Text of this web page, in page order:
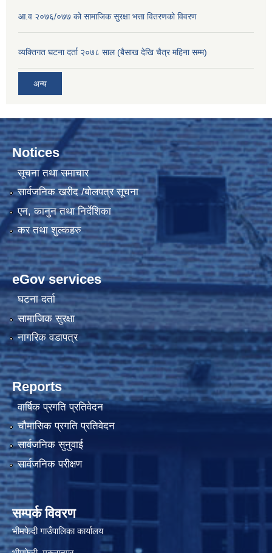
आ.व २०७६/०७७ को सामाजिक सुरक्षा भत्ता वितरणको विवरण
व्यक्तिगत घटना दर्ता २०७८ साल (बैसाख देखि चैत्र महिना सम्म)
अन्य
Notices
सूचना तथा समाचार
सार्वजनिक खरीद /बोलपत्र सूचना
एन, कानुन तथा निर्देशिका
कर तथा शुल्कहरु
eGov services
घटना दर्ता
सामाजिक सुरक्षा
नागरिक वडापत्र
Reports
वार्षिक प्रगति प्रतिवेदन
चौमासिक प्रगति प्रतिवेदन
सार्वजनिक सुनुवाई
सार्वजनिक परीक्षण
सम्पर्क विवरण
भीमफेदी गाउँपालिका कार्यालय